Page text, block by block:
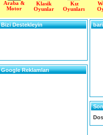
Araba &
Motor
Klasik
Oyunlar
Kız
Oyunları
Bizi Destekleyin
Google Reklamları